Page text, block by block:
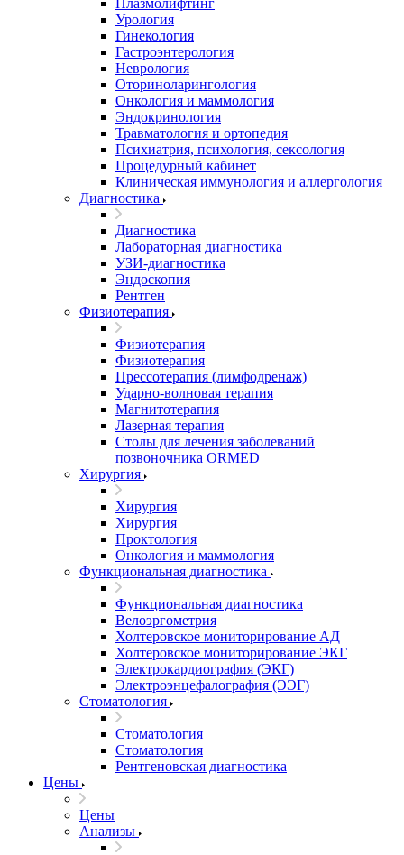
Плазмолифтинг
Урология
Гинекология
Гастроэнтерология
Неврология
Оториноларингология
Онкология и маммология
Эндокринология
Травматология и ортопедия
Психиатрия, психология, сексология
Процедурный кабинет
Клиническая иммунология и аллергология
Диагностика
Диагностика
Лабораторная диагностика
УЗИ-диагностика
Эндоскопия
Рентген
Физиотерапия
Физиотерапия
Физиотерапия
Прессотерапия (лимфодренаж)
Ударно-волновая терапия
Магнитотерапия
Лазерная терапия
Столы для лечения заболеваний
позвоночника ORMED
Хирургия
Хирургия
Хирургия
Проктология
Онкология и маммология
Функциональная диагностика
Функциональная диагностика
Велоэргометрия
Холтеровское мониторирование АД
Холтеровское мониторирование ЭКГ
Электрокардиография (ЭКГ)
Электроэнцефалография (ЭЭГ)
Стоматология
Стоматология
Стоматология
Рентгеновская диагностика
Цены
Цены
Анализы